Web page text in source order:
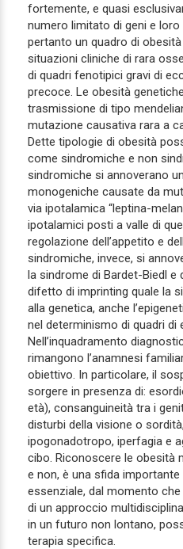
fortemente, e quasi
numero limitato di geni e
pertanto un quadro di
situazioni cliniche di rara
di quadri fenotipici gravi di
precoce. Le obesità
trasmissione di tipo
mutazione causativa rara a
Dette tipologie di obesità
come sindromiche e non
sindromiche si annoverano
monogeniche causate da
via ipotalamica “leptina-
ipotalamici posti a valle di
regolazione dell’appetito e
sindromiche, invece, si
la sindrome di Bardet-Biedl
difetto di imprinting quale la
alla genetica, anche
nel determinismo di quadri di
Nell’inquadramento
rimangono l’anamnesi
obiettivo. In particolare, il
sorgere in presenza di:
età), consanguineità tra i
disturbi della visione o
ipogonadotropo, iperfagia e
cibo. Riconoscere le obesità
e non, è una sfida importante
essenziale, dal momento
di un approccio
in un futuro non lontano,
terapia specifica.